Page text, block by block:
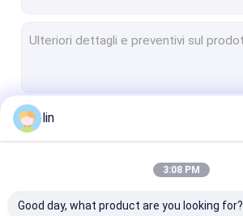
Sacchetto poliestere
Sacchetto poliesterificato stampato
poli borsa di plastica
lin
3:08 PM
Good day, what product are you looking for?